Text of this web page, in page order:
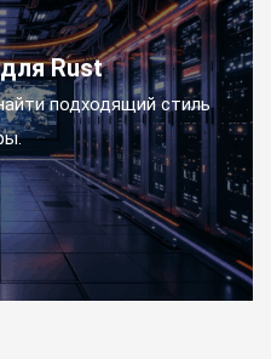
Rust
подходящий стиль